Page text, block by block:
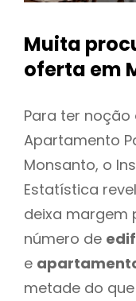
Muita
oferta em
Para ter
Apartamento
Monsanto, o
Estatística
deixa margem
número de
e
metade do